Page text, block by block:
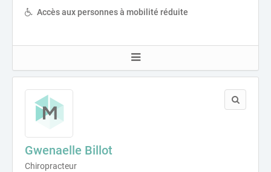
Accès aux personnes à mobilité réduite
Gwenaelle Billot
Chiropracteur